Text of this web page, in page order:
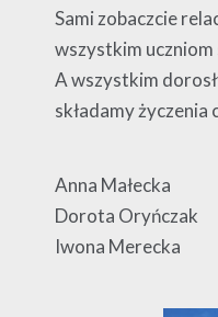
Sami zobaczcie
wszystkim uczniom
A wszystkim
składamy życzenia
Anna Małecka
Dorota Oryńczak
Iwona Merecka